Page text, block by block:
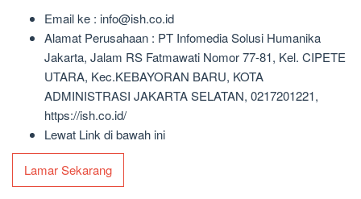
Email ke : info@ish.co.id
Alamat Perusahaan : PT Infomedia Solusi Humanika
Jakarta, Jalam RS Fatmawati Nomor 77-81, Kel. CIPETE
UTARA, Kec.KEBAYORAN BARU, KOTA
ADMINISTRASI JAKARTA SELATAN, 0217201221,
https://ish.co.id/
Lewat Link di bawah ini
Lamar Sekarang